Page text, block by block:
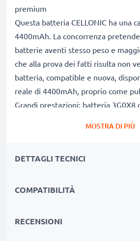
premium
Questa batteria CELLONIC ha una
4400mAh. La concorrenza
batterie aventi stesso peso e
che alla prova dei fatti risulta non
batteria, compatible e nuova,
reale di 4400mAh, proprio come
Grandi prestazioni: batteria 3G0X8
superano quelle della vecchia
scarica. Usa il tuo pc portatile senza
MOSTRA DI PIÙ
DETTAGLI TECNICI
COMPATIBILITÀ
RECENSIONI